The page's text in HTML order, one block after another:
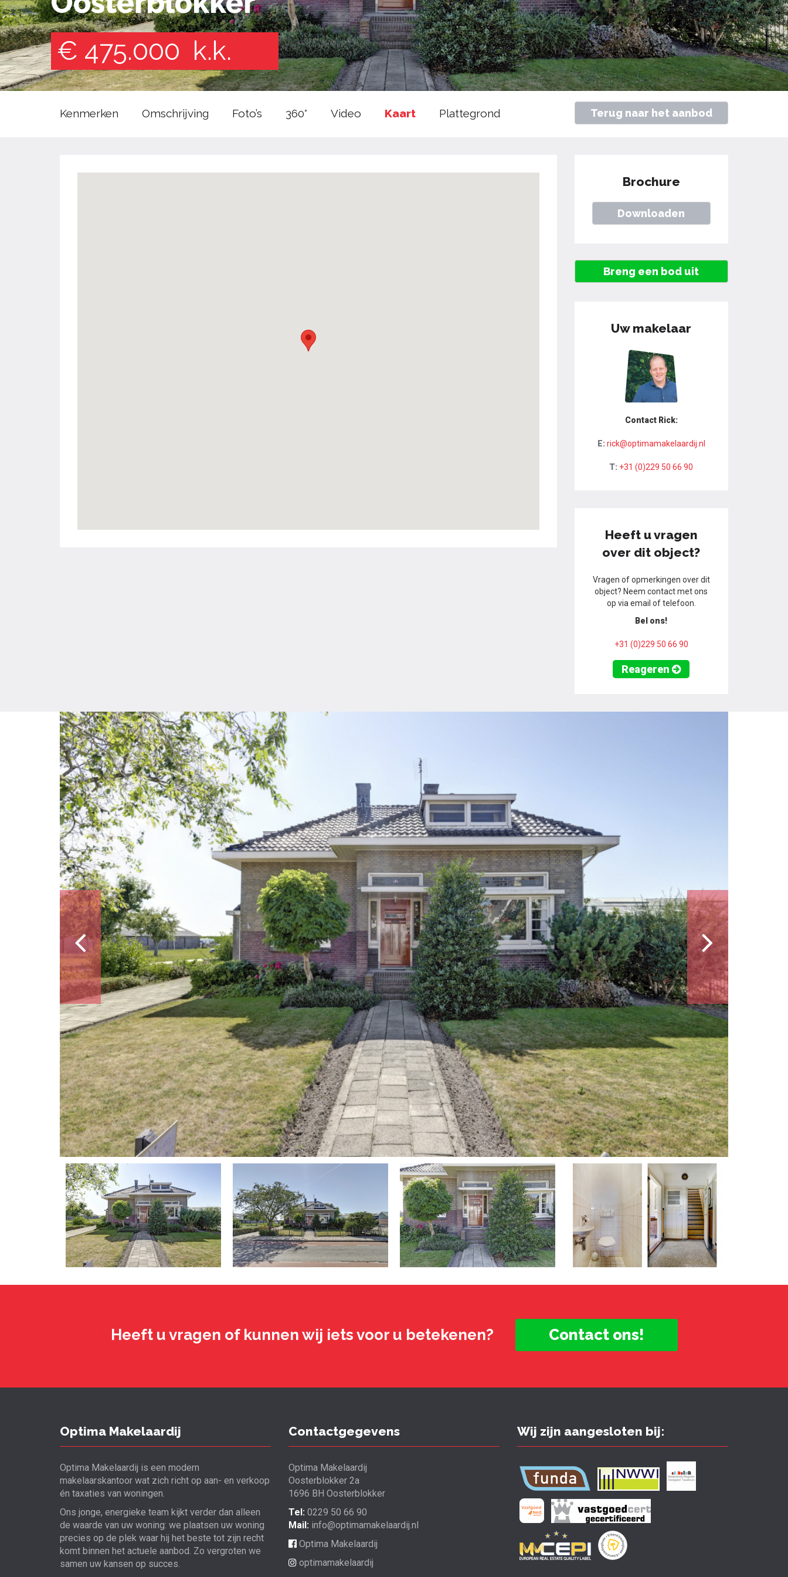
€ 475.000 k.k.
Kenmerken Omschrijving Foto’s 360° Video Kaart Plattegrond Terug naar het aanbod
Brochure
Downloaden
Breng een bod uit
Uw makelaar
Contact Rick:
E: rick@optimamakelaardij.nl
T: +31 (0)229 50 66 90
Heeft u vragen
over dit object?
Vragen of opmerkingen over dit
object? Neem contact met ons
op via email of telefoon.
Bel ons!
+31 (0)229 50 66 90
Reageren
Heeft u vragen of kunnen wij iets voor u betekenen? Contact ons!
Optima Makelaardij
Optima Makelaardij is een modern
makelaarskantoor wat zich richt op aan- en verkoop
én taxaties van woningen.
Ons jonge, energieke team kijkt verder dan alleen
de waarde van uw woning: we plaatsen uw woning
precies op de plek waar hij het beste tot zijn recht
komt binnen het actuele aanbod. Zo vergroten we
samen uw kansen op succes.
Contactgegevens
Optima Makelaardij
Oosterblokker 2a
1696 BH Oosterblokker
Tel: 0229 50 66 90
Mail: info@optimamakelaardij.nl
Optima Makelaardij
optimamakelaardij
Wij zijn aangesloten bij: